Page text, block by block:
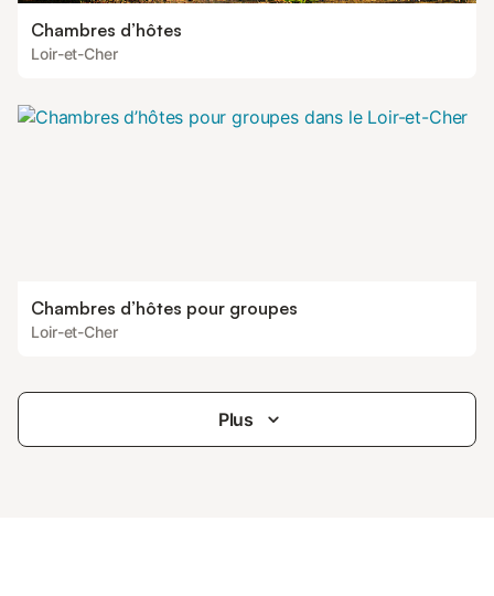
Chambres d’hôtes
Loir-et-Cher
Chambres d’hôtes pour groupes
Loir-et-Cher
Plus